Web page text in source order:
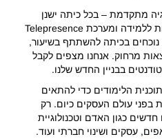
מתקדמת – בכל כיתה ישנן
מערכות אודיו-ויזואלית שמסייעות ללמידה ומערכת Telepresence
בכיתה להשתתף בשיעור,
מרחוק. אנחנו מצפים לקבל
בבניין החדש שלנו.
הלימודים כדי להתאים
בפני עולם העסקים כיום. רק
פתחנו 11 קורסים חדשים כגון האדם וטכנולוגיית
עסקים ושינוי חברתי ועוד.